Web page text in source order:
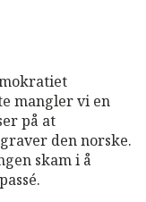
mangler vi en
på at
den norske.
skam i å